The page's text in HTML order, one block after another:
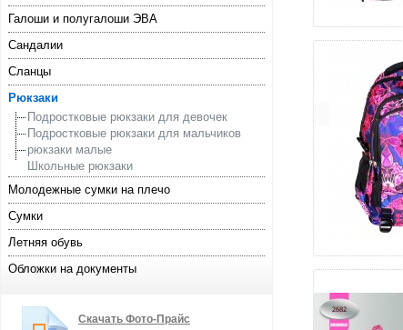
Галоши и полугалоши ЭВА
Сандалии
Сланцы
Рюкзаки
Подростковые рюкзаки для девочек
Подростковые рюкзаки для мальчиков
рюкзаки малые
Школьные рюкзаки
Молодежные сумки на плечо
Сумки
Летняя обувь
Обложки на документы
Скачать Фото-Прайс